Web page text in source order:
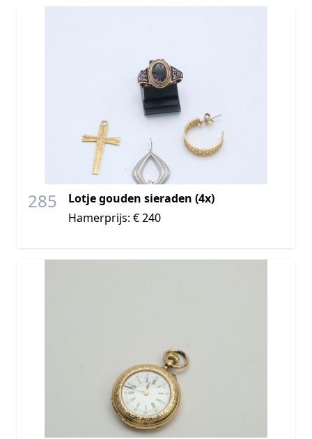
285
Lotje gouden sieraden (4x)
Hamerprijs: € 240